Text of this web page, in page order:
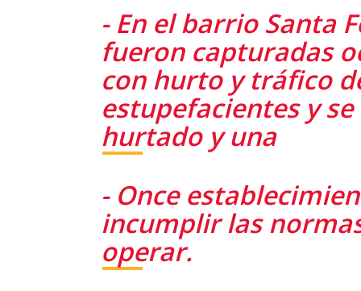
- En el barrio Santa
fueron capturadas
con hurto y tráfico
estupefacientes y
hurtado y una
- Once
incumplir las
operar.